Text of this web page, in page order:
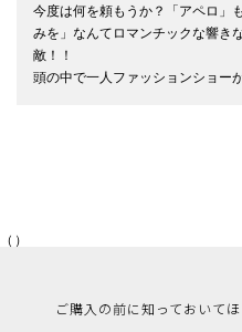
今度は何を頼もうか？「アペロ」
みを」なんてロマンチックな響き
敵！！
（）
ご購入の前に知っておいて